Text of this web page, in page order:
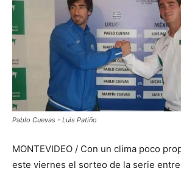
Pablo Cuevas - Luis Patiño
MONTEVIDEO / Con un clima poco
este viernes el sorteo de la serie